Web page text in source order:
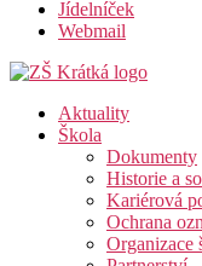
Jídelníček
Webmail
Aktuality
Škola
Dokumenty
Historie a
Kariérová
Ochrana
Organizace